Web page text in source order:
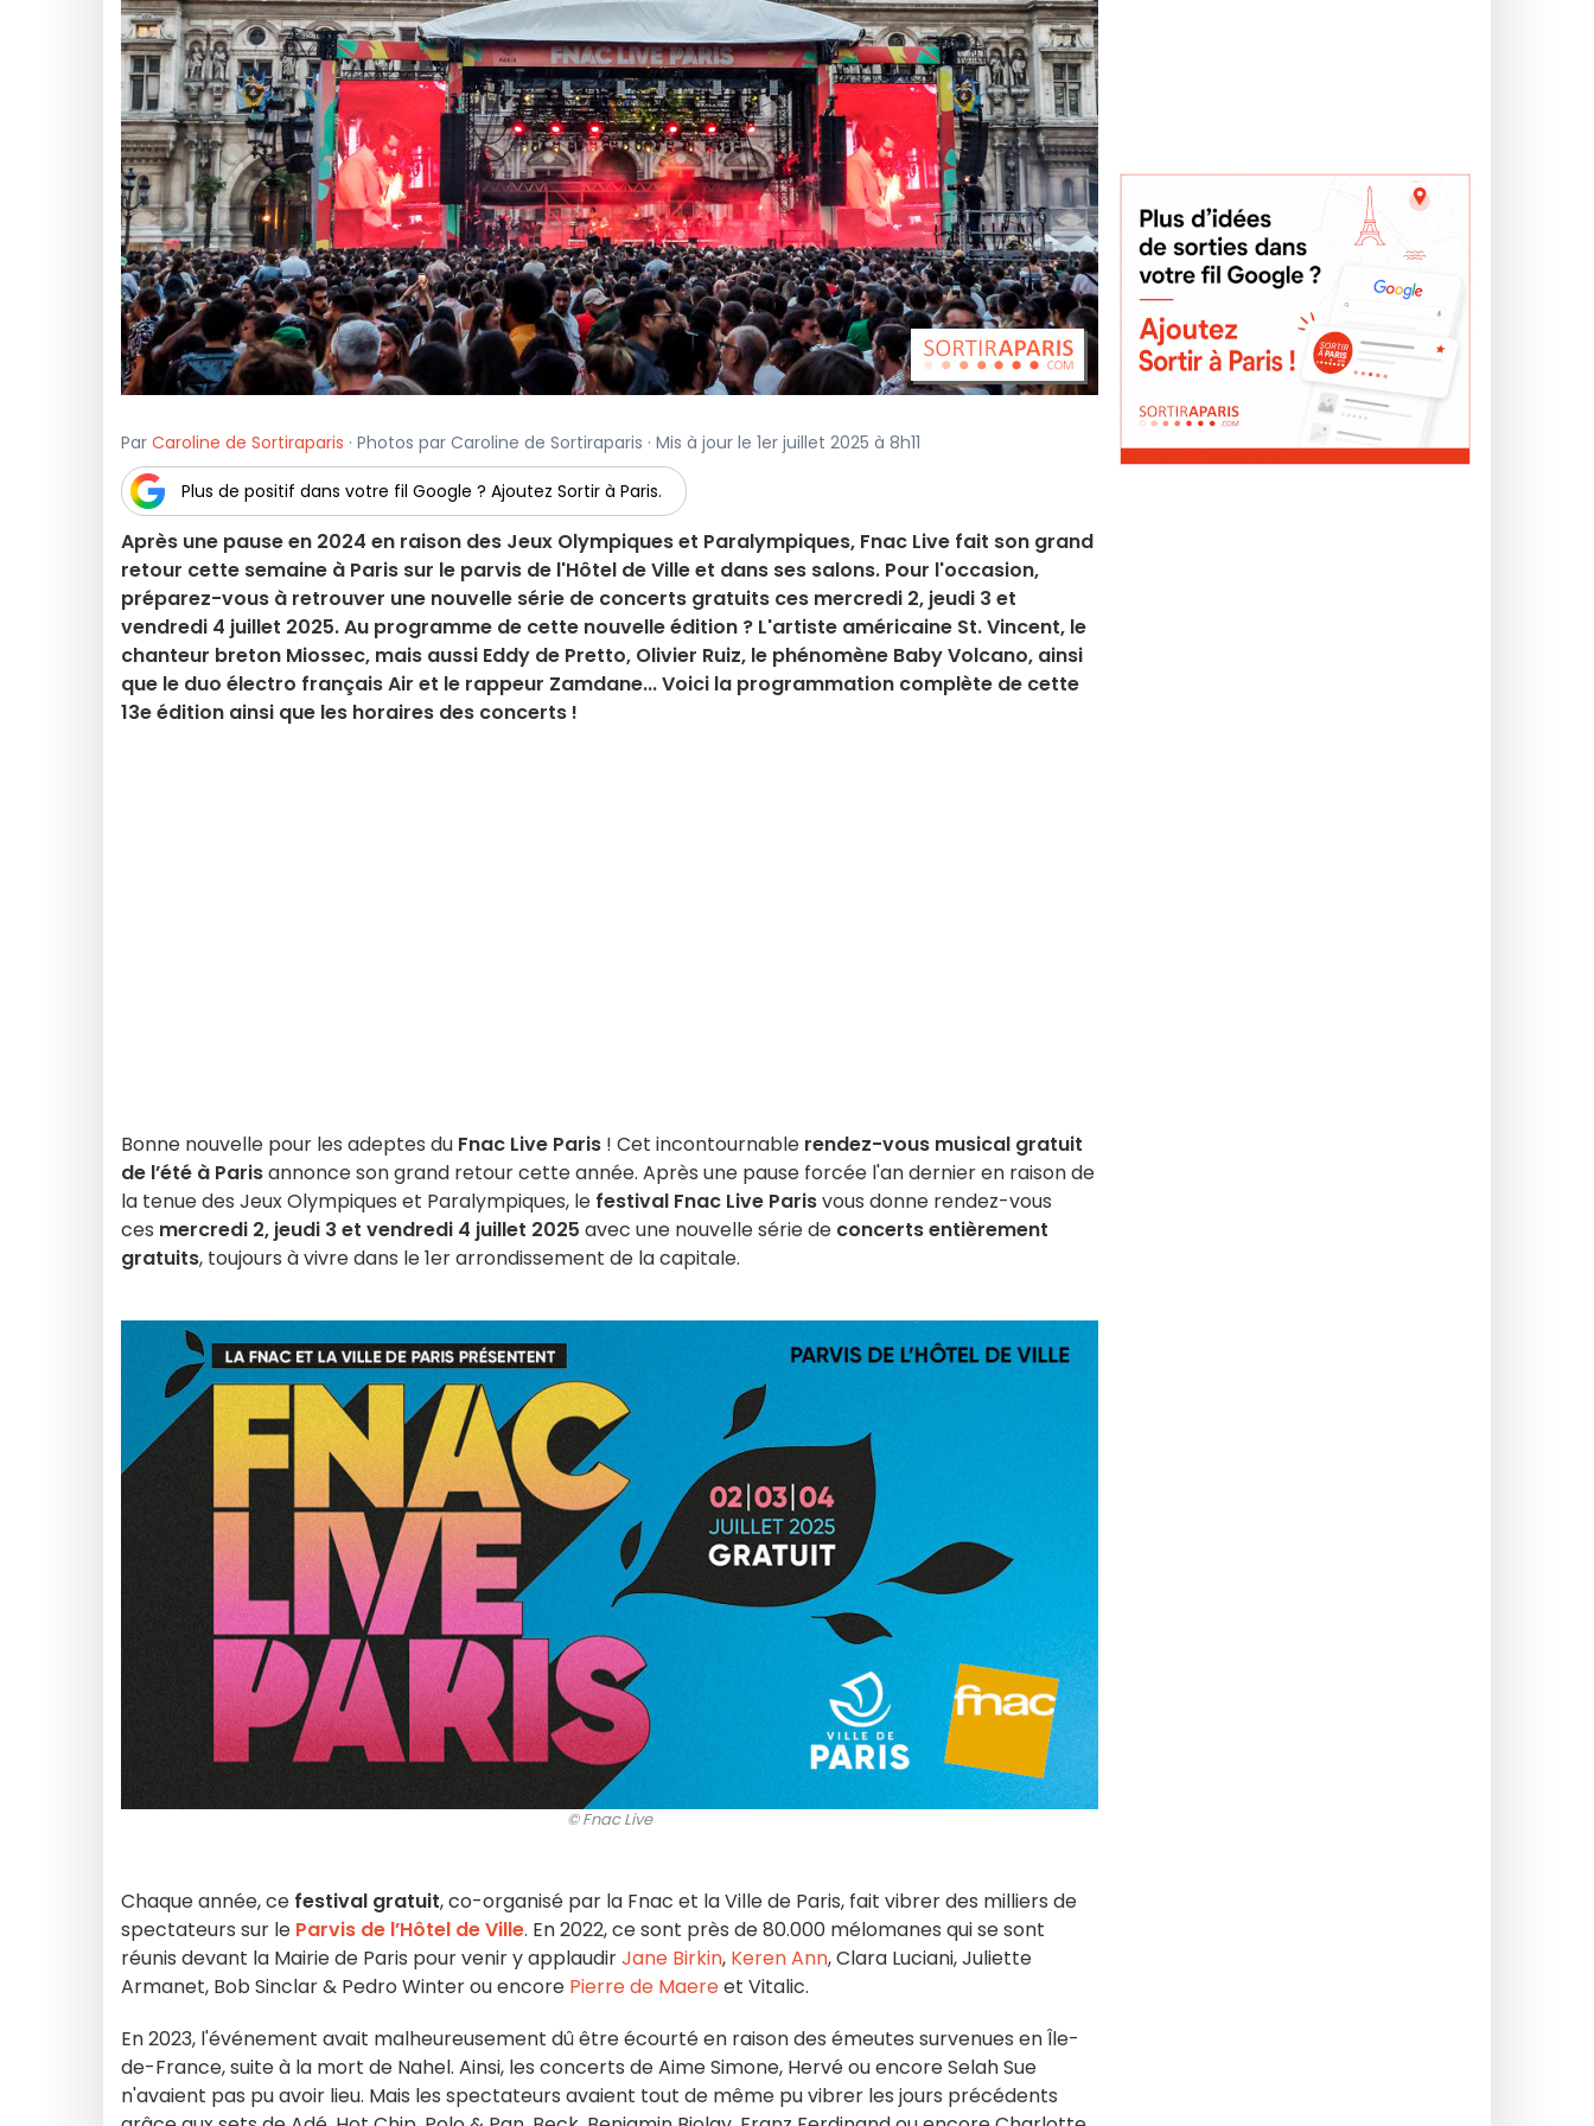
Par Caroline de Sortiraparis · Photos par Caroline de Sortiraparis · Mis à jour le 1er juillet 2025 à 8h11
Plus de positif dans votre fil Google ? Ajoutez Sortir à Paris.
Après une pause en 2024 en raison des Jeux Olympiques et Paralympiques, Fnac Live fait son grand
retour cette semaine à Paris sur le parvis de l'Hôtel de Ville et dans ses salons. Pour l'occasion,
préparez-vous à retrouver une nouvelle série de concerts gratuits ces mercredi 2, jeudi 3 et
vendredi 4 juillet 2025. Au programme de cette nouvelle édition ? L'artiste américaine St. Vincent, le
chanteur breton Miossec, mais aussi Eddy de Pretto, Olivier Ruiz, le phénomène Baby Volcano, ainsi
que le duo électro français Air et le rappeur Zamdane... Voici la programmation complète de cette
13e édition ainsi que les horaires des concerts !
Bonne nouvelle pour les adeptes du Fnac Live Paris ! Cet incontournable rendez-vous musical gratuit
de l’été à Parisannonce son grand retour cette année. Après une pause forcée l'an dernier en raison de
la tenue des Jeux Olympiques et Paralympiques, le festival Fnac Live Parisvous donne rendez-vous
ces mercredi 2, jeudi 3 et vendredi 4 juillet 2025 avec une nouvelle série de concerts entièrement
gratuits, toujours à vivre dans le 1er arrondissement de la capitale.
© Fnac Live
Chaque année, ce festival gratuit, co-organisé par la Fnac et la Ville de Paris, fait vibrer des milliers de
spectateurs sur le Parvis de l’Hôtel de Ville. En 2022, ce sont près de 80.000 mélomanes qui se sont
réunis devant la Mairie de Paris pour venir y applaudirJane Birkin, Keren Ann, Clara Luciani, Juliette
Armanet, Bob Sinclar & Pedro Winter ou encore Pierre de Maereet Vitalic.
En 2023, l'événement avait malheureusement dû être écourté en raison des émeutes survenues en Île-
de-France, suite à la mort de Nahel. Ainsi, les concerts de Aime Simone, Hervé ou encore Selah Sue
n'avaient pas pu avoir lieu. Mais les spectateurs avaient tout de même pu vibrer les jours précédents